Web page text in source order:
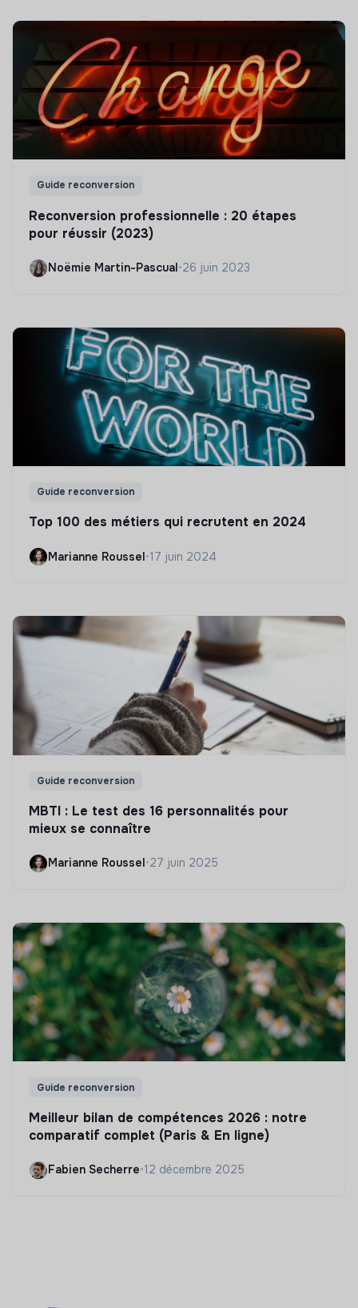
Guide reconversion
Reconversion professionnelle : 20 étapes
pour réussir (2023)
Noëmie Martin-Pascual•26 juin 2023
Guide reconversion
Top 100 des métiers qui recrutent en 2024
Marianne Roussel•17 juin 2024
Guide reconversion
MBTI : Le test des 16 personnalités pour
mieux se connaître
Marianne Roussel •27 juin 2025
Guide reconversion
Meilleur bilan de compétences 2026 : notre
comparatif complet (Paris & En ligne)
Fabien Secherre•12 décembre 2025